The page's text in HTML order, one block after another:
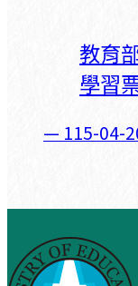
教育
學習
— 115-04-